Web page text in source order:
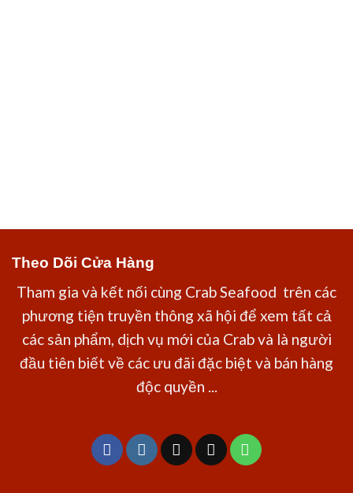
Theo Dõi Cửa Hàng
Tham gia và kết nối cùng Crab Seafood trên các
phương tiện truyền thông xã hội để xem tất cả
các sản phẩm, dịch vụ mới của Crab và là người
đầu tiên biết về các ưu đãi đặc biệt và bán hàng
độc quyền ...